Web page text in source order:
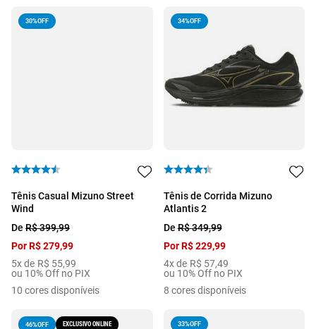
30%OFF
Tênis Casual Mizuno Street
Wind
De R$399,99
PorR$279,99
5x de R$ 55,99
ou 10% Off no PIX
10 cores disponíveis
34%OFF
Tênis de Corrida Mizuno
Atlantis 2
DeR$349,99
PorR$ 229,99
4x de R$ 57,49
ou 10% Off no PIX
8 cores disponíveis
46%OFF EXCLUSIVO ONLINE 33%OFF